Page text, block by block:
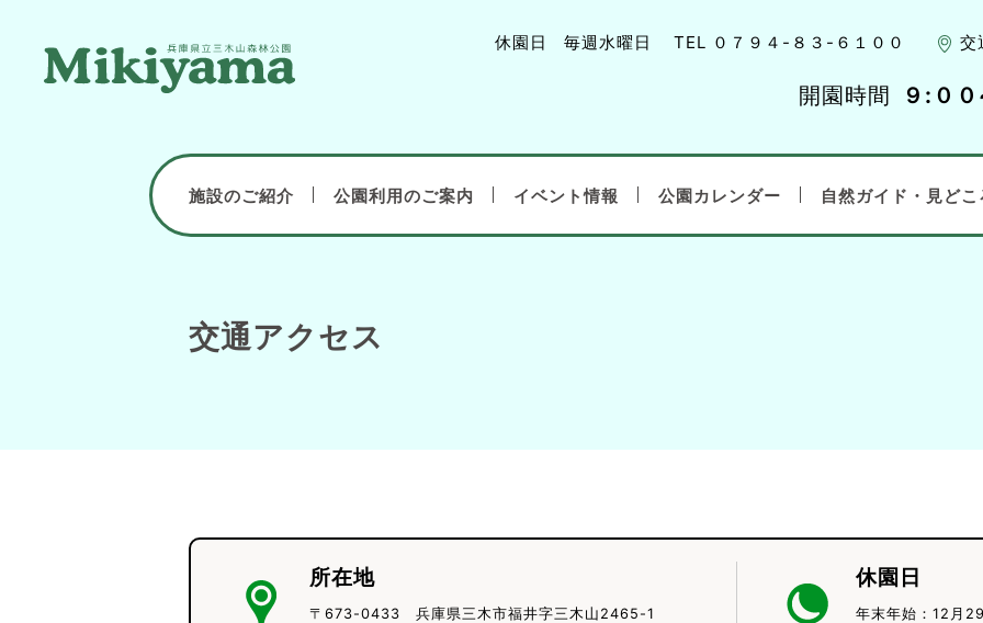
休園日 毎週水曜日 TEL ０７９４-８３-６１００ 交
開園時間 ９:０
施設のご紹介 公園利用のご案内 イベント情報 公園カレンダー 自然ガイド・見どこ
交通アクセス
所在地
〒673-0433 兵庫県三木市福井字三木山2465-1
休園日
年末年始：12月